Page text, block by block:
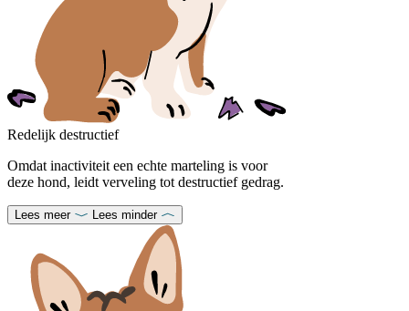
Redelijk destructief
Omdat inactiviteit een echte marteling is voor
deze hond, leidt verveling tot destructief gedrag.
Lees meer Lees minder